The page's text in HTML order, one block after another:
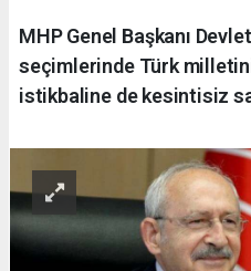
MHP Genel Başkanı
seçimlerinde Türk
istikbaline de kesintisiz